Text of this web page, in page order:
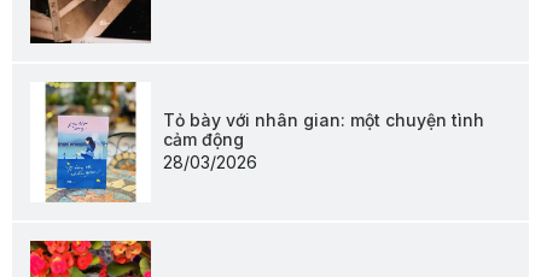
Tỏ bày với nhân gian: một chuyện tình
cảm động
28/03/2026